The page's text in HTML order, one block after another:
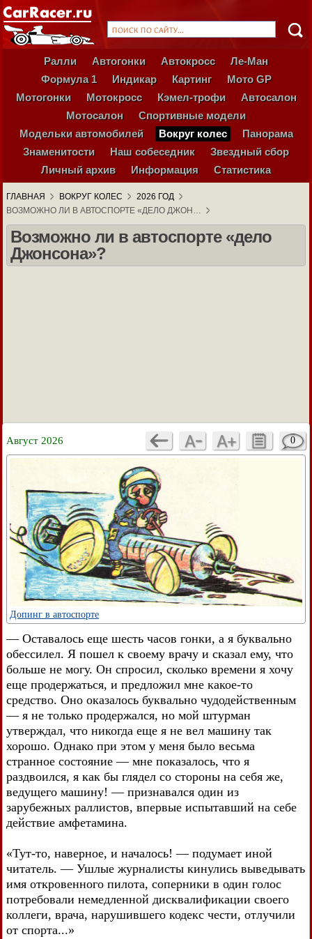
Ралли Автогонки Автокросс
Ле-Ман
Формула 1
Индикар Картинг
Мото GP
Мотогонки
Мотокросс Кэмел-трофи
Автосалон
Мотосалон
Спортивные модели
Модельки автомобилей
Вокруг колес
Панорама
Знаменитости
Наш собеседник
Звездный сбор
Личный архив
Информация Статистика
ГЛАВНАЯ ВОКРУГ КОЛЕС
2026 ГОД
ВОЗМОЖНО ЛИ В АВТОСПОРТЕ «ДЕЛО ДЖОН…
Возможно ли в автоспорте «дело
Джонсона»?
Август 2026 0
Допинг в автоспорте
— Оставалось еще шесть часов гонки, а я буквально
обессилел. Я пошел к своему врачу и сказал ему, что
больше не могу. Он спросил, сколько времени я хочу
еще продержаться, и предложил мне какое-то
средство. Оно оказалось буквально чудодейственным
— я не только продержался, но мой штурман
утверждал, что никогда еще я не вел машину так
хорошо. Однако при этом у меня было весьма
странное состояние — мне показалось, что я
раздвоился, я как бы глядел со стороны на себя же,
ведущего машину! — признавался один из
зарубежных раллистов, впервые испытавший на себе
действие амфетамина.
«Тут-то, наверное, и началось! — подумает иной
читатель. — Ушлые журналисты кинулись выведывать
имя откровенного пилота, соперники в один голос
потребовали немедленной дисквалификации своего
коллеги, врача, нарушившего кодекс чести, отлучили
от спорта...»